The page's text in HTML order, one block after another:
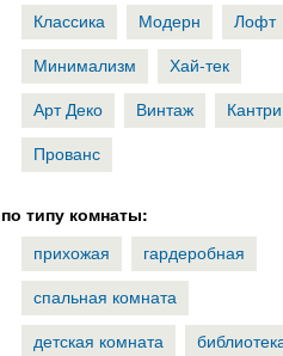
Классика
Модерн
Лофт
Минимализм
Хай-тек
Арт Деко
Винтаж
Кантри
Прованс
по типу комнаты:
прихожая
гардеробная
спальная комната
детская комната